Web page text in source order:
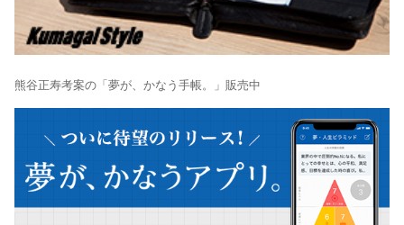
熊谷正寿考案の「夢が、かなう手帳。」販売中